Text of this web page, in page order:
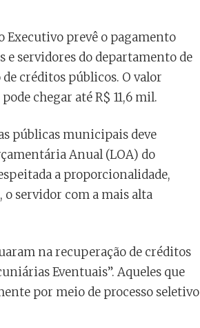
Executivo prevê o pagamento
servidores do departamento de
créditos públicos. O valor
chegar até R$ 11,6 mil.
públicas municipais deve
Anual (LOA) do
a proporcionalidade,
servidor com a mais alta
na recuperação de créditos
Eventuais”. Aqueles que
por meio de processo seletivo